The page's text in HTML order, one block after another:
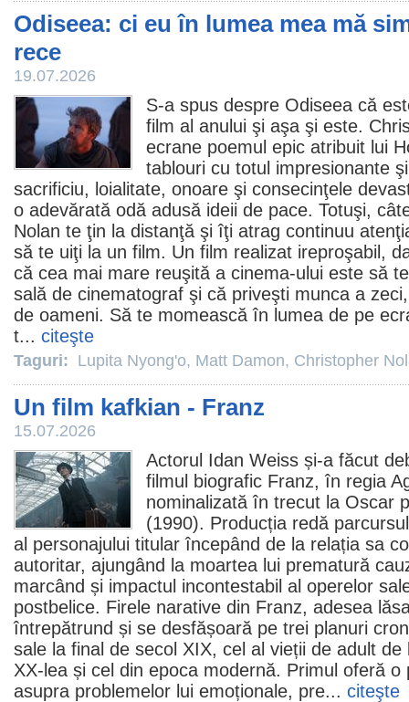
Odiseea: ci eu în lumea mea mă
rece
19.07.2026
S-a spus despre Odiseea că
film al anului şi aşa şi este.
ecrane poemul epic atribuit lui
tablouri cu totul impresionante
sacrificiu, loialitate, onoare şi consecinţele
o adevărată odă adusă ideii de pace. Totuşi,
Nolan te ţin la distanţă şi îţi atrag continuu
să te uiţi la un film. Un film realizat ireproşabil,
că cea mai mare reuşită a cinema-ului este să
sală de cinematograf şi că priveşti munca a
de oameni. Să te momească în lumea de pe
t... citeşte
Taguri: Lupita Nyong'o, Matt Damon, Christopher
Un film kafkian - Franz
15.07.2026
Actorul Idan Weiss și-a făcut
filmul
biografic Franz, în regia
nominalizată în trecut la Oscar
(1990). Producția redă
al personajului titular începând de la relația sa
autoritar, ajungând la moartea lui prematură
marcând și impactul incontestabil al operelor
postbelice. Firele narative din Franz, adesea
întrepătrund și se desfășoară pe trei planuri
sale la final de secol XIX, cel al vieții de adult
XX-lea și cel din epoca modernă. Primul oferă o
asupra problemelor lui emoționale, pre... citeşte